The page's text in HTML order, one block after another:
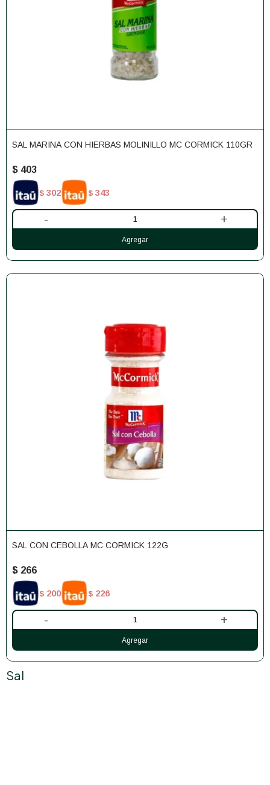
SAL MARINA CON HIERBAS MOLINILLO MC CORMICK 110GR
$ 403
$ 302 $ 343
- +
SAL CON CEBOLLA MC CORMICK 122G
$ 266
$ 200 $ 226
- +
Sal